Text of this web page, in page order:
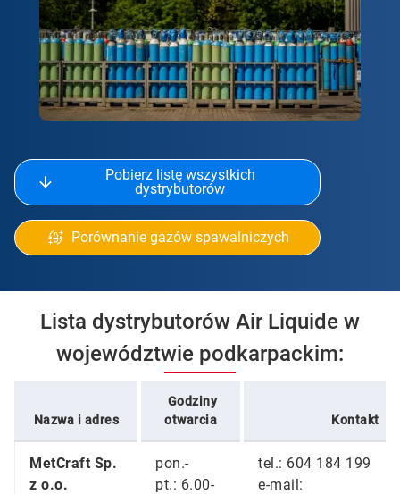
Pobierz listę wszystkich
dystrybutorów
Porównanie gazów spawalniczych
Lista dystrybutorów Air Liquide w
województwie podkarpackim:
Nazwa i adres
Godziny
otwarcia
Kontakt
MetCraft Sp.
z o.o.
pon.-
pt.: 6.00-
tel.: 604 184 199
e-mail: